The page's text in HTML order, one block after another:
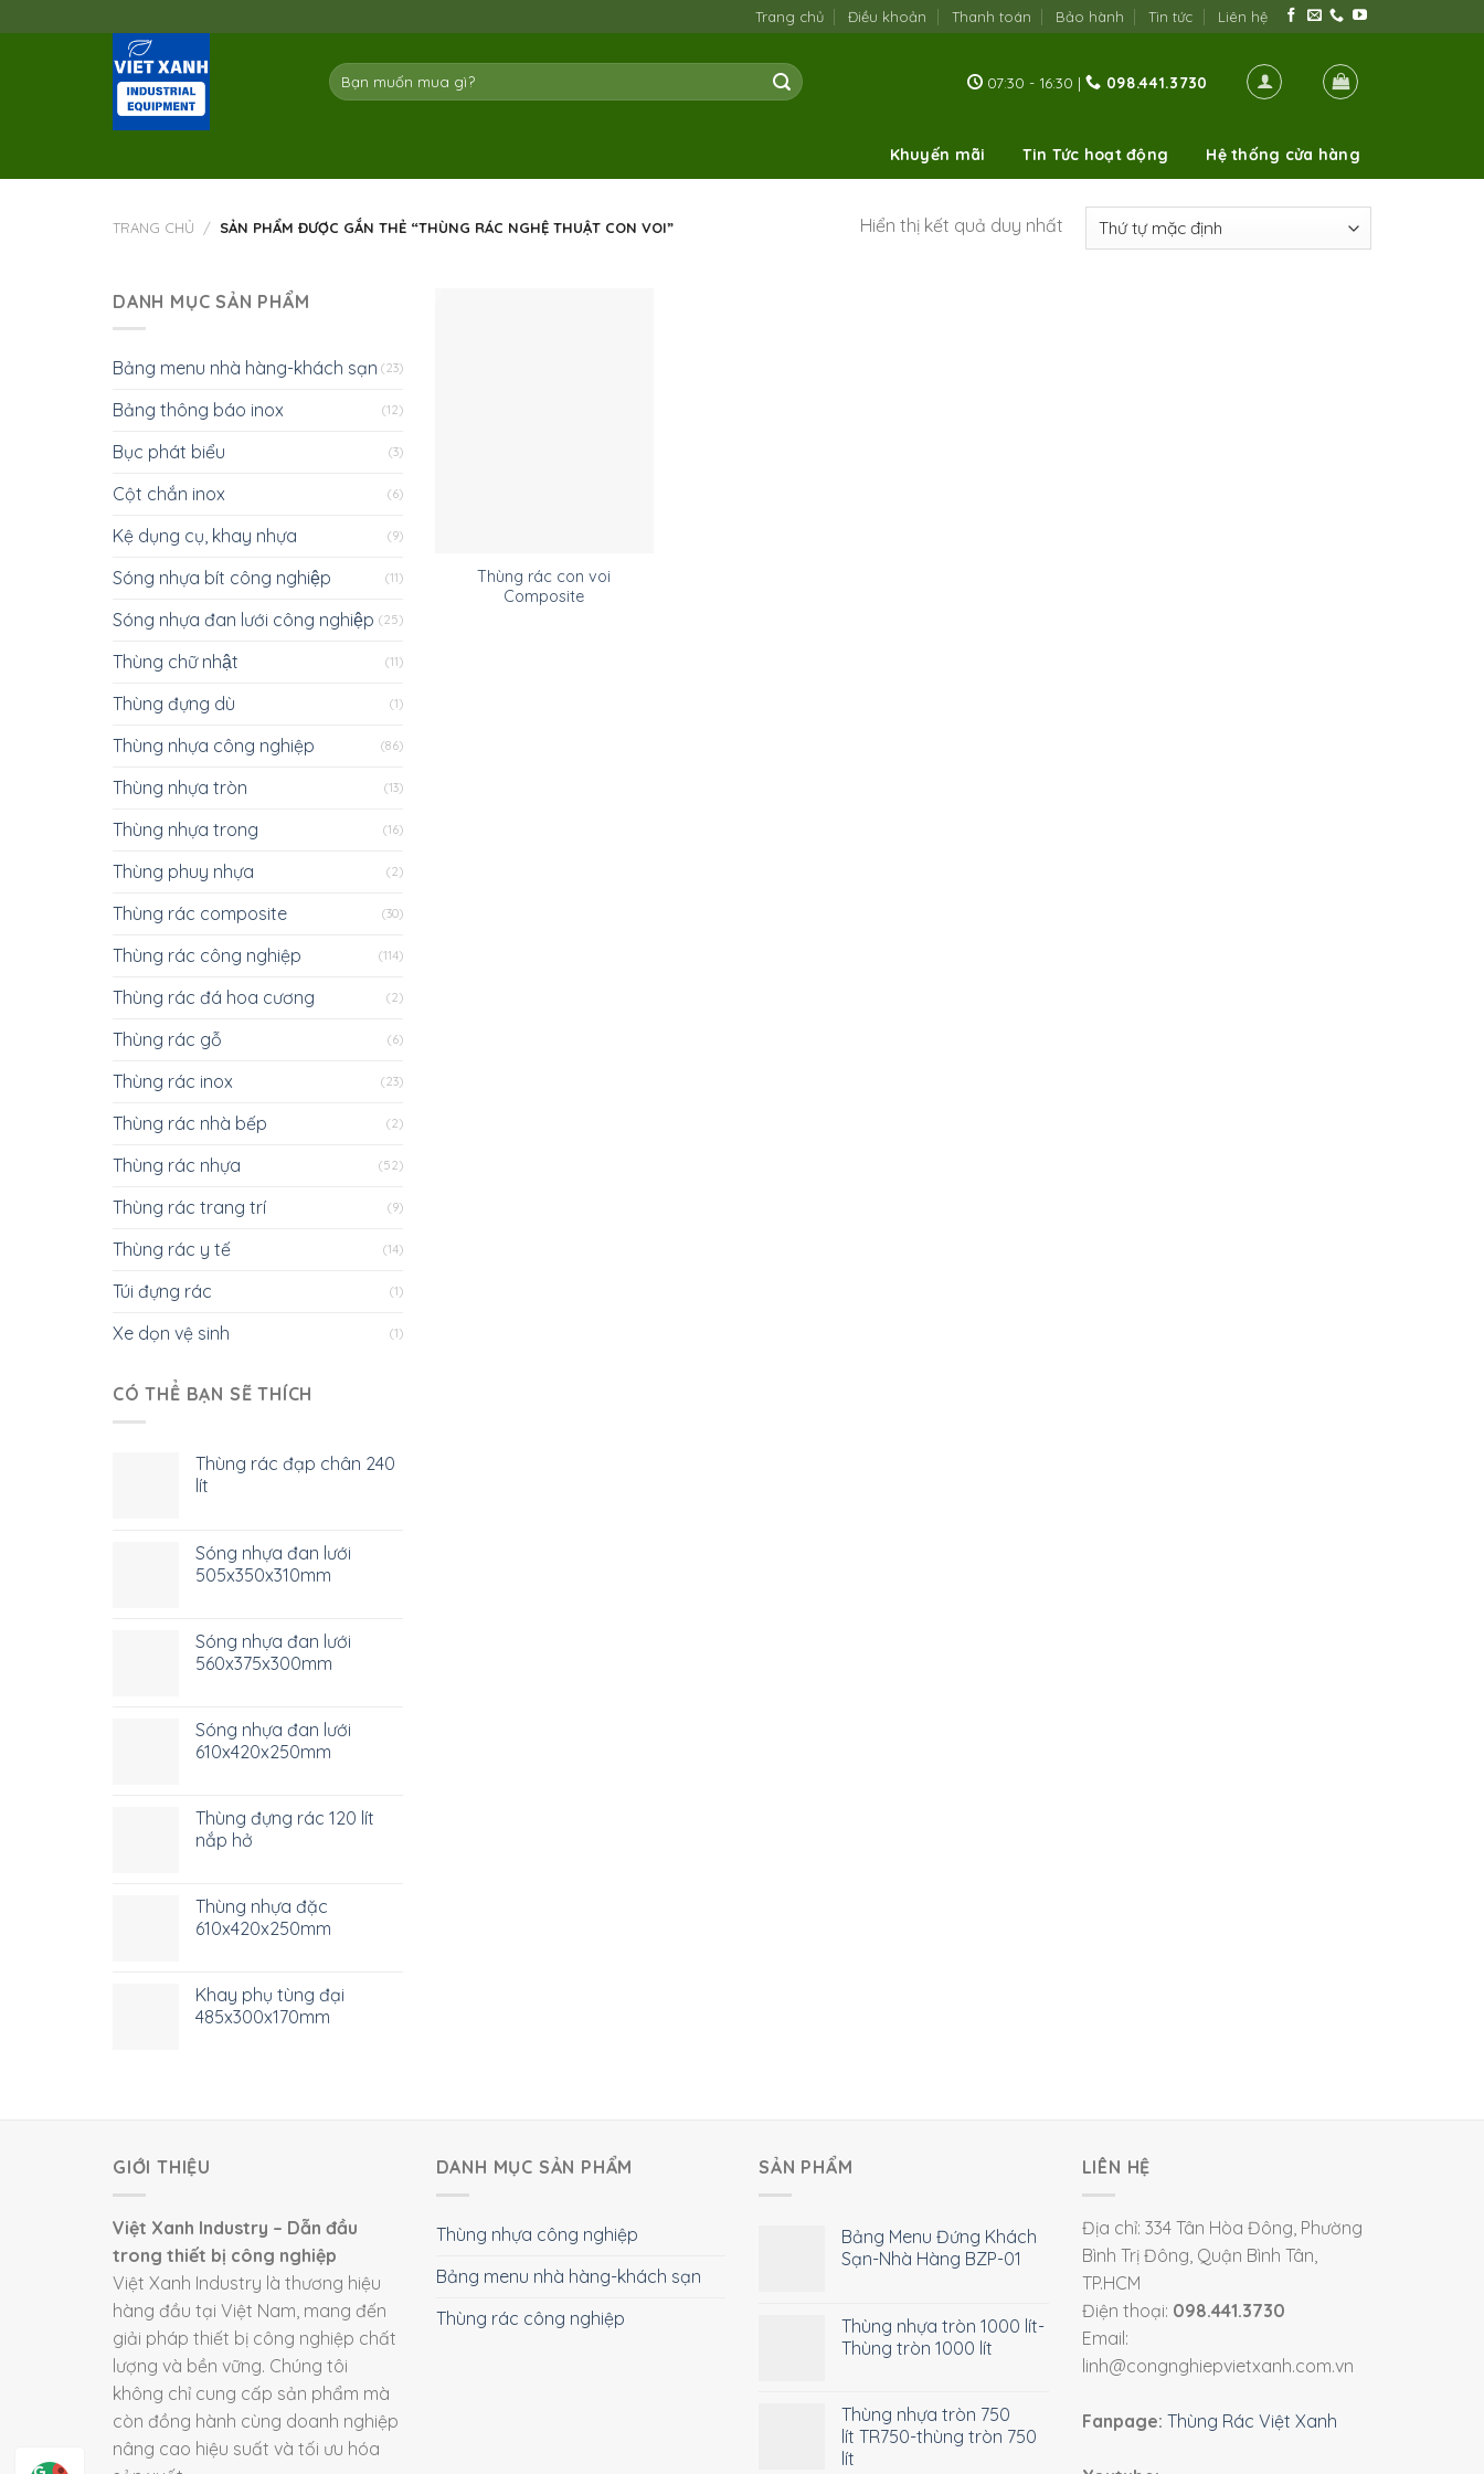
to
Trang chủ Điều khoản Thanh toán Bảo hành Tin tức Liên hệ
Tìm
kiếm:
07:30 - 16:30 | 098.441.3730
Khuyến mãi Tin Tức hoạt động Hệ thống cửa hàng
TRANG CHỦ / SẢN PHẨM ĐƯỢC GẮN THẺ “THÙNG RÁC NGHỆ THUẬT CON VOI” Hiển thị kết quả duy nhất
DANH MỤC SẢN PHẨM
Bảng menu nhà hàng-khách sạn (23)
Bảng thông báo inox (12)
Bục phát biểu (3)
Cột chắn inox (6)
Kệ dụng cụ, khay nhựa (9)
Sóng nhựa bít công nghiệp (11)
Sóng nhựa đan lưới công nghiệp (25)
Thùng chữ nhật (11)
Thùng đựng dù (1)
Thùng nhựa công nghiệp (86)
Thùng nhựa tròn (13)
Thùng nhựa trong (16)
Thùng phuy nhựa (2)
Thùng rác composite (30)
Thùng rác công nghiệp (114)
Thùng rác đá hoa cương (2)
Thùng rác gỗ (6)
Thùng rác inox (23)
Thùng rác nhà bếp (2)
Thùng rác nhựa (52)
Thùng rác trang trí (9)
Thùng rác y tế (14)
Túi đựng rác (1)
Xe dọn vệ sinh (1)
CÓ THỂ BẠN SẼ THÍCH
Thùng rác đạp chân 240
lít
Sóng nhựa đan lưới
505x350x310mm
Sóng nhựa đan lưới
560x375x300mm
Sóng nhựa đan lưới
610x420x250mm
Thùng đựng rác 120 lít
nắp hở
Thùng nhựa đặc
610x420x250mm
Khay phụ tùng đại
485x300x170mm
Thùng rác con voi
Composite
GIỚI THIỆU
Việt Xanh Industry – Dẫn đầu
trong thiết bị công nghiệp
Việt Xanh Industry là thương hiệu
hàng đầu tại Việt Nam, mang đến
giải pháp thiết bị công nghiệp chất
lượng và bền vững. Chúng tôi
không chỉ cung cấp sản phẩm mà
còn đồng hành cùng doanh nghiệp
nâng cao hiệu suất và tối ưu hóa
DANH MỤC SẢN PHẨM
Thùng nhựa công nghiệp
Bảng menu nhà hàng-khách sạn
Thùng rác công nghiệp
SẢN PHẨM
Bảng Menu Đứng Khách
Sạn-Nhà Hàng BZP-01
Thùng nhựa tròn 1000 lít-
Thùng tròn 1000 lít
Thùng nhựa tròn 750
lít TR750-thùng tròn 750
lít
LIÊN HỆ
Địa chỉ: 334 Tân Hòa Đông, Phường
Bình Trị Đông, Quận Bình Tân,
TP.HCM
Điện thoại: 098.441.3730
Email:
linh@congnghiepvietxanh.com.vn
Fanpage: Thùng Rác Việt Xanh